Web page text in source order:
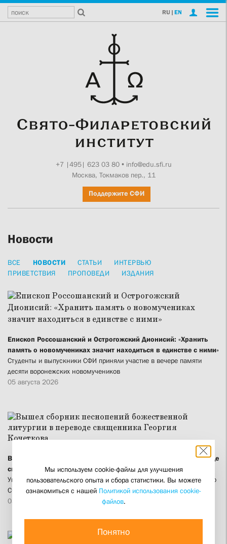
RU | EN
+7 |495| 623 03 80• info@edu.sfi.ru
Москва, Токмаков пер., 11
Поддержите СФИ
Новости
ВСЕ НОВОСТИ СТАТЬИ
ИНТЕРВЬЮ
ПРИВЕТСТВИЯ
ПРОПОВЕДИ ИЗДАНИЯ
Епископ Россошанский и Острогожский Дионисий: «Хранить
память о новомучениках значит находиться в единстве с ними»
Студенты и выпускники СФИ приняли участие в вечере памяти
десяти воронежских новомучеников
05 августа 2026
Вышел сборник песнопений божественной литургии в переводе
священника Георгия Кочеткова
Уникальный нотный сборник подготовило и выпустило издательство
СФИ
03 августа 2026
Мы используем cookie-файлы для улучшения
пользовательского опыта и сбора статистики. Вы можете
ознакомиться с нашей Политикой использования cookie-
файлов.
Понятно